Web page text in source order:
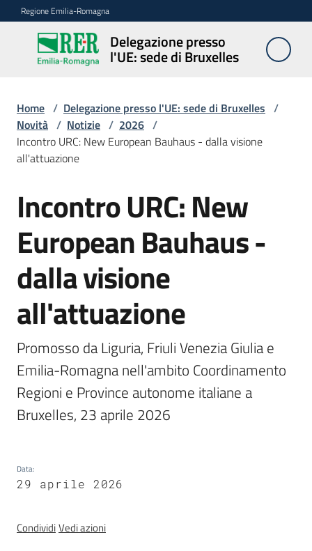
Vai al contenuto
Vai alla navigazione
Vai al footer
Regione Emilia-Romagna
Delegazione presso
l'UE: sede di Bruxelles
Delegazione
presso l'UE:
Bruxelles
Novità
Ambiti
Opportunità
Chi
siamo
-
Sede
Home / Delegazione presso l'UE: sede di Bruxelles /
Novità / Notizie / 2026 /
Incontro URC: New European Bauhaus - dalla visione
all'attuazione
Salta al contenuto
Incontro URC: New
European Bauhaus -
dalla visione
all'attuazione
Promosso da Liguria, Friuli Venezia Giulia e
Emilia-Romagna nell'ambito Coordinamento
Regioni e Province autonome italiane a
Bruxelles, 23 aprile 2026
Data:
29 aprile 2026
CondividiVedi azioni